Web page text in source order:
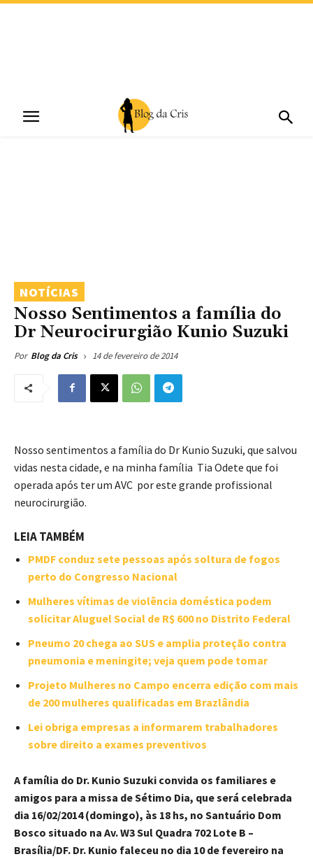
NOTÍCIAS
Nosso Sentimentos a família do
Dr Neurocirurgião Kunio Suzuki
Por Blog da Cris 14 de fevereiro de 2014
Nosso sentimentos a família do Dr Kunio Suzuki, que salvou
vidas nesta cidade, e na minha família Tia Odete que foi
operada após ter um AVC por este grande profissional
neurocirurgião.
LEIA TAMBÉM
PMDF conduz sete pessoas após soltura de fogos
perto do Congresso Nacional
Mulheres vítimas de violência doméstica podem
solicitar Aluguel Social de R$ 600 no Distrito Federal
Pneumo 20 chega ao SUS e amplia proteção contra
pneumonia e meningite; veja quem pode tomar
Projeto Mulheres no Campo encerra edição com mais
de 200 mulheres qualificadas em Brazlândia
Lei obriga empresas a informarem trabalhadores
sobre direito a exames preventivos
A família do Dr. Kunio Suzuki convida os familiares e
amigos para a missa de Sétimo Dia, que será celebrada
dia 16/02/2014 (domingo), às 18 hs, no Santuário Dom
Bosco situado na Av. W3 Sul Quadra 702 Lote B –
Brasília/DF. Dr. Kunio faleceu no dia 10 de fevereiro na